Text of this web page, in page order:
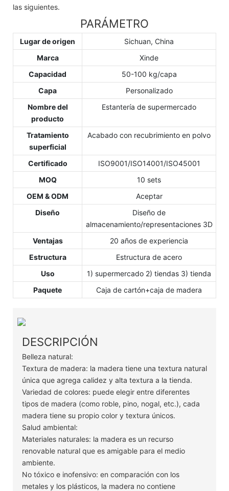
las siguientes.
PARÁMETRO
Lugar de origen
Sichuan, China
Marca
Xinde
Capacidad
50-100 kg/capa
Capa
Personalizado
Nombre del
producto
Estantería de supermercado
Tratamiento
superficial
Acabado con recubrimiento en polvo
Certificado
ISO9001/ISO14001/ISO45001
MOQ
10 sets
OEM & ODM
Aceptar
Diseño
Diseño de
almacenamiento/representaciones 3D
Ventajas
20 años de experiencia
Estructura
Estructura de acero
Uso
1) supermercado 2) tiendas 3) tienda
Paquete
Caja de cartón+caja de madera
DESCRIPCIÓN
Belleza natural:
Textura de madera: la madera tiene una textura natural
única que agrega calidez y alta textura a la tienda.
Variedad de colores: puede elegir entre diferentes
tipos de madera (como roble, pino, nogal, etc.), cada
madera tiene su propio color y textura únicos.
Salud ambiental:
Materiales naturales: la madera es un recurso
renovable natural que es amigable para el medio
ambiente.
No tóxico e inofensivo: en comparación con los
metales y los plásticos, la madera no contiene